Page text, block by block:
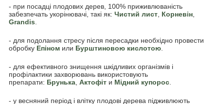
- при посадці плодових дерев, 100% приживлюваність
забезпечать укорінювачі, такі як: Чистий лист Корневін
Grandis
- для подолання стресу після пересадки необхідно провести
обробку Епіном или Бурштиновою кислотою
- для ефективного знищення шкідливих організмів і
профілактики захворювань використовують
препарати: Брунька Актофіт и Мідний купорос
- у весняний період і влітку плодові дерева підживлюють